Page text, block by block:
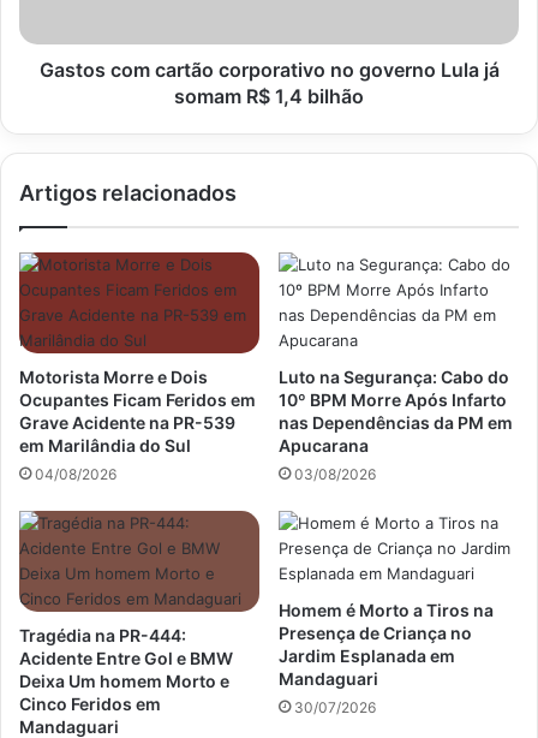
somam
Gastos com cartão corporativo no governo Lula já
somam R$ 1,4 bilhão
Artigos relacionados
Motorista Morre e Dois
Ocupantes Ficam Feridos em
Grave Acidente na PR-539
em Marilândia do Sul
04/08/2026
Luto na Segurança: Cabo do
10º BPM Morre Após Infarto
nas Dependências da PM em
Apucarana
03/08/2026
Tragédia na PR-444:
Acidente Entre Gol e BMW
Deixa Um homem Morto e
Cinco Feridos em
Mandaguari
Homem é Morto a Tiros na
Presença de Criança no
Jardim Esplanada em
Mandaguari
30/07/2026